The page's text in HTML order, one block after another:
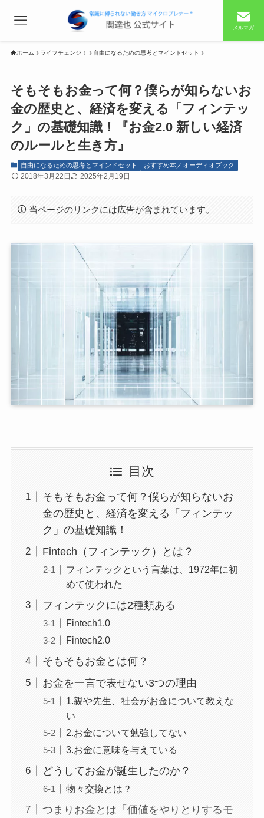
メルマガ
ホーム ライフチェンジ！ 自由になるための思考とマインドセット
そもそもお金って何？僕らが知らないお
金の歴史と、経済を変える「フィンテッ
ク」の基礎知識！『お金2.0 新しい経済
のルールと生き方』
自由になるための思考とマインドセット おすすめ本／オーディオブック
2018年3月22日 2025年2月19日
当ページのリンクには広告が含まれています。
目次
そもそもお金って何？僕らが知らないお
金の歴史と、経済を変える「フィンテッ
ク」の基礎知識！
Fintech（フィンテック）とは？
フィンテックという言葉は、1972年に初
めて使われた
フィンテックには2種類ある
Fintech1.0
Fintech2.0
そもそもお金とは何？
お金を一言で表せない3つの理由
1.親や先生、社会がお金について教えな
い
2.お金について勉強してない
3.お金に意味を与えている
どうしてお金が誕生したのか？
物々交換とは？
つまりお金とは「価値をやりとりするモ